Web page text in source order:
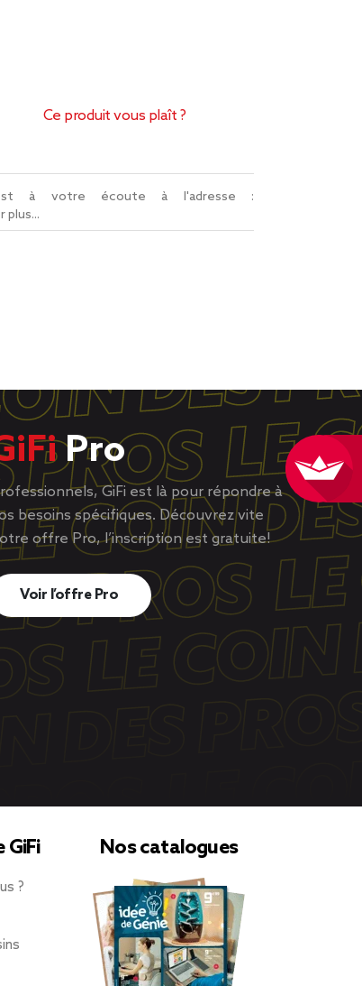
Ce produit vous plaît ?
à votre écoute à l'adresse :
plus...
Pro
GiFi est là pour répondre à
besoins spécifiques. Découvrez vite
offre Pro, l’inscription est gratuite!
Voir l’offre Pro
GiFi
?
Nos catalogues